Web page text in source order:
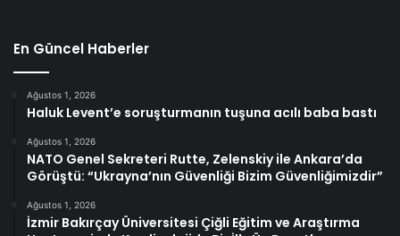
En Güncel Haberler
Ağustos 1, 2026
Haluk Levent’e soruşturmanın tuşuna acılı baba bastı
Ağustos 1, 2026
NATO Genel Sekreteri Rutte, Zelenskiy ile Ankara’da
Görüştü: “Ukrayna’nın Güvenliği Bizim Güvenliğimizdir”
Ağustos 1, 2026
İzmir Bakırçay Üniversitesi Çiğli Eğitim ve Araştırma